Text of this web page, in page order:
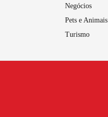
Negócios
Pets e Animais
Turismo